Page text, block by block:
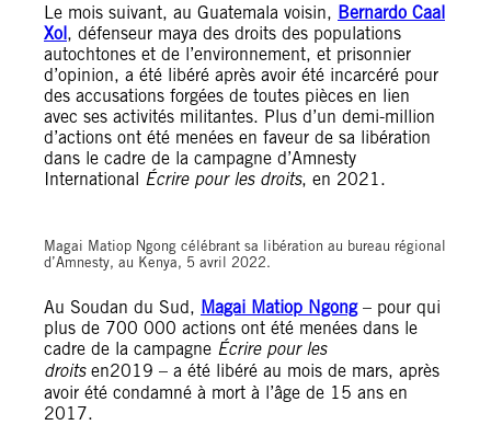
Le mois suivant, au Guatemala voisin, Bernardo Caal
Xol, défenseur maya des droits des populations
autochtones et de l’environnement, et prisonnier
d’opinion, a été libéré après avoir été incarcéré pour
des accusations forgées de toutes pièces en lien
avec ses activités militantes. Plus d’un demi-million
d’actions ont été menées en faveur de sa libération
dans le cadre de la campagne d’Amnesty
International Écrire pour les droits, en 2021.
Magai Matiop Ngong célébrant sa libération au bureau régional
d’Amnesty, au Kenya, 5 avril 2022.
Au Soudan du Sud, Magai Matiop Ngong– pour qui
plus de 700 000 actions ont été menées dans le
cadre de la campagne Écrire pour les
droits en2019 – a été libéré au mois de mars, après
avoir été condamné à mort à l’âge de 15 ans en
2017.